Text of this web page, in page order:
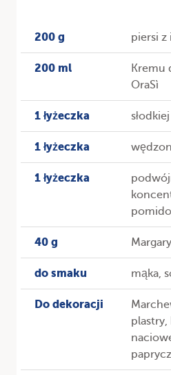
200 g piersi z
200 ml
Kremu
OraSì
1 łyżeczka
1 łyżeczka
1 łyżeczka
40 g
do smaku mąka,
Do dekoracji
plastry,